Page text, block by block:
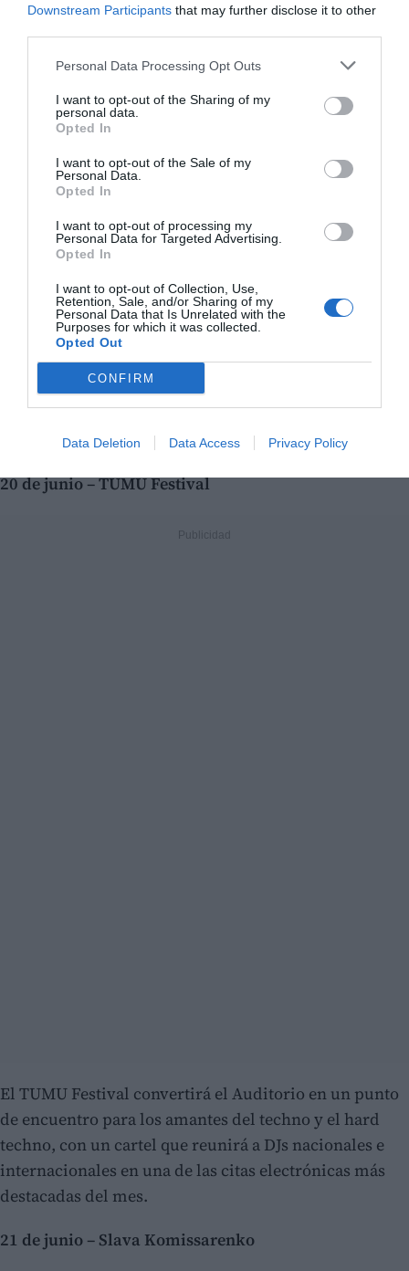
Downstream Participants that may further disclose it to other
Personal Data Processing Opt Outs
I want to opt-out of the Sharing of my
personal data.
Opted In
I want to opt-out of the Sale of my
Personal Data.
Opted In
I want to opt-out of processing my
Personal Data for Targeted Advertising.
Opted In
I want to opt-out of Collection, Use,
Retention, Sale, and/or Sharing of my
Personal Data that Is Unrelated with the
Purposes for which it was collected.
Opted Out
CONFIRM
Data Deletion Data Access Privacy Policy
El Negrita Music Festival llegará al Auditorio Roig
Arena con una propuesta de música urbana y pop que
reunirá a artistas como Faenna, Santa Salut y Reality.
El evento combinará actuaciones en directo y sesiones
DJ en una experiencia pensada para el público más
20 de junio – TUMU Festival
El TUMU Festival convertirá el Auditorio en un punto
de encuentro para los amantes del techno y el hard
techno, con un cartel que reunirá a DJs nacionales e
internacionales en una de las citas electrónicas más
destacadas del mes.
21 de junio – Slava Komissarenko